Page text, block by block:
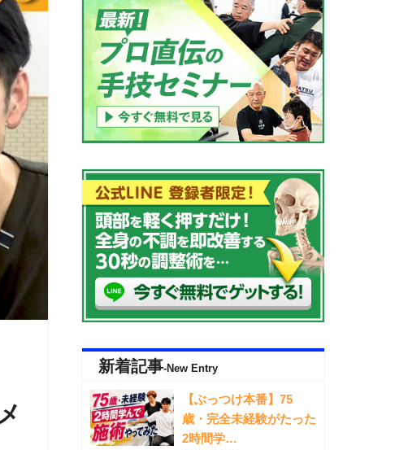
新着記事-New Entry
【ぶっつけ本番】75
歳・完全未経験がたった
2時間学…